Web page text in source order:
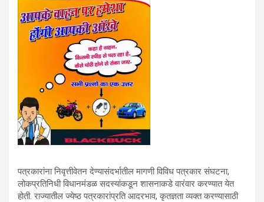
पत्रकारांना निवृत्तीवेतन देण्यासंदर्भातील मागणी विविध पत्रकार संघटना,
लोकप्रतिनिधी विधानमंडळ सदस्यांकडून शासनाकडे वारंवार करण्यात येत
होती. राज्यातील ज्येष्ठ पत्रकारांप्रति आदरभाव, कृतज्ञता व्यक्त करण्यासाठी